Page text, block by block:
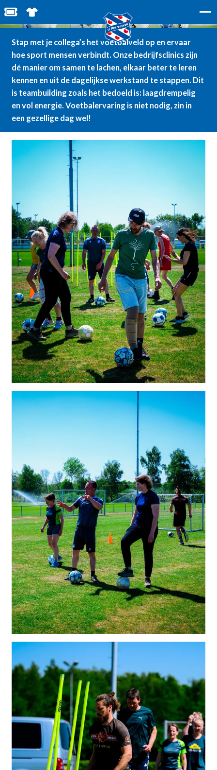
BESTEL JOUW TICKETS
SHOP IN DE FEANSTORE
BEDRIJFSCLINIC
Stap met je collega’s het voetbalveld op en ervaar
hoe sport mensen verbindt. Onze bedrijfsclinics zijn
dé manier om samen te lachen, elkaar beter te leren
kennen en uit de dagelijkse werkstand te stappen. Dit
is teambuilding zoals het bedoeld is: laagdrempelig
en vol energie. Voetbalervaring is niet nodig, zin in
een gezellige dag wel!